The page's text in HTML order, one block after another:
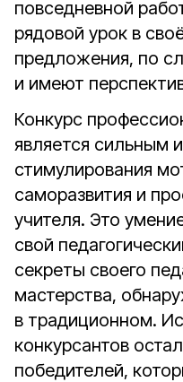
повседневной
рядовой урок в
предложения, по
и имеют
Конкурс
является сильным
стимулирования
саморазвития и
учителя. Это
свой
секреты своего
мастерства,
в традиционном.
конкурсантов
победителей,